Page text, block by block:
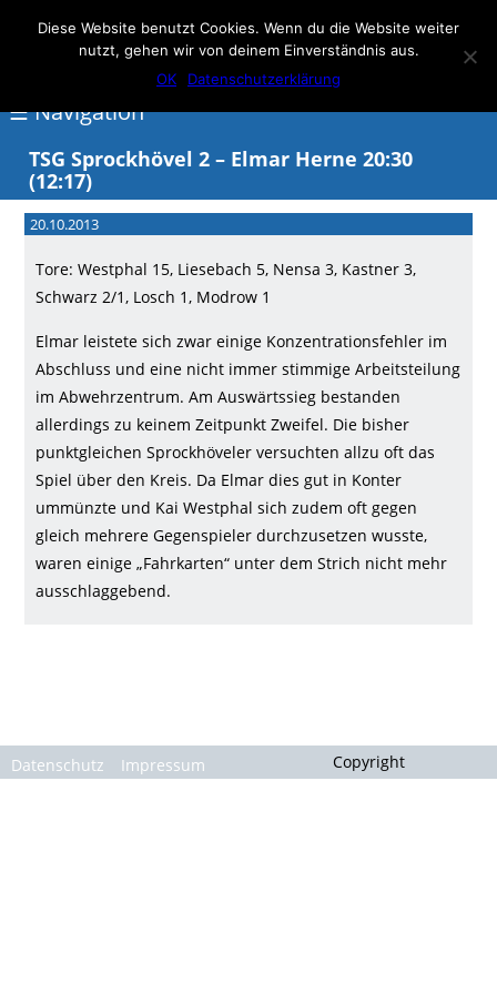
Elmar Herne 22
100% Handball
☰ Navigation
Über
Elmar
Herne
Events
Handball
Schwimmen
login
TSG Sprockhövel 2 – Elmar Herne 20:30
(12:17)
20.10.2013
Tore: Westphal 15, Liesebach 5, Nensa 3, Kastner 3,
Schwarz 2/1, Losch 1, Modrow 1
Elmar leistete sich zwar einige Konzentrationsfehler im
Abschluss und eine nicht immer stimmige Arbeitsteilung
im Abwehrzentrum. Am Auswärtssieg bestanden
allerdings zu keinem Zeitpunkt Zweifel. Die bisher
punktgleichen Sprockhöveler versuchten allzu oft das
Spiel über den Kreis. Da Elmar dies gut in Konter
ummünzte und Kai Westphal sich zudem oft gegen
gleich mehrere Gegenspieler durchzusetzen wusste,
waren einige „Fahrkarten“ unter dem Strich nicht mehr
ausschlaggebend.
Datenschutz Impressum Copyright
Diese Website benutzt Cookies. Wenn du die Website weiter
nutzt, gehen wir von deinem Einverständnis aus.
OK
Datenschutzerklärung